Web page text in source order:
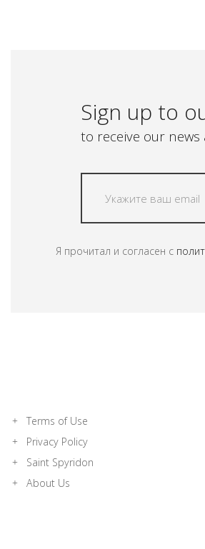
Sign up to
to receive our
Я прочитал и согласен с
Terms of Use
Privacy Policy
Saint Spyridon
About Us